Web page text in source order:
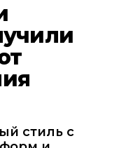
стиль с